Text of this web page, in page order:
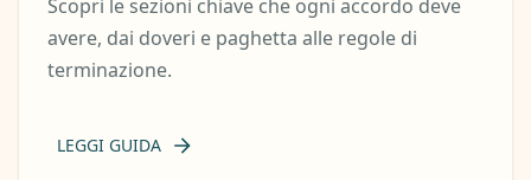
Scopri le sezioni chiave che ogni accordo deve
avere, dai doveri e paghetta alle regole di
terminazione.
LEGGI GUIDA